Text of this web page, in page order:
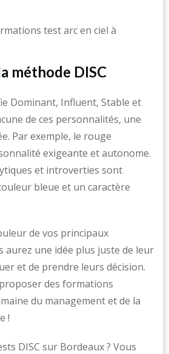
méthode DISC
Dominant, Influent, Stable et
de ces personnalités, une
Par exemple, le rouge
exigeante et autonome.
et introverties sont
bleue et un caractère
de vos principaux
aurez une idée plus juste de leur
et de prendre leurs décision.
des formations
du management et de la
!
DISC sur Bordeaux ? Vous